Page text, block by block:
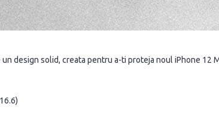
design solid, creata pentru a-ti proteja noul iPhone